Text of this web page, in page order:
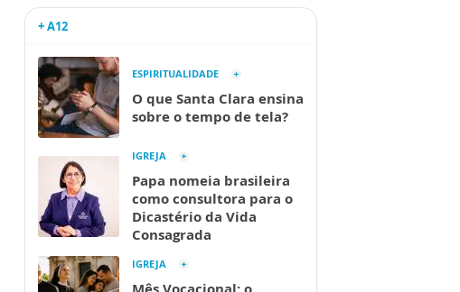
+ A12
ESPIRITUALIDADE
O que Santa Clara ensina
sobre o tempo de tela?
IGREJA
Papa nomeia brasileira
como consultora para o
Dicastério da Vida
Consagrada
IGREJA
Mês Vocacional: o